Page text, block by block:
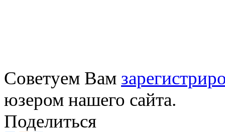
Советуем Вам
юзером нашего сайта.
Поделиться